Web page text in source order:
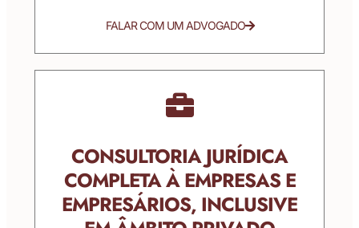
FALAR COM UM ADVOGADO
CONSULTORIA JURÍDICA
COMPLETA À EMPRESAS E
EMPRESÁRIOS, INCLUSIVE